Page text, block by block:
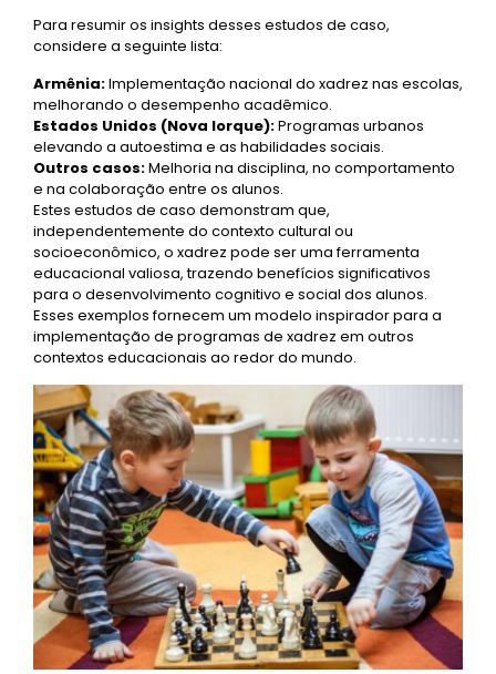
Para resumir os insights desses estudos de caso,
considere a seguinte lista:
Armênia:Implementação nacional do xadrez nas escolas,
melhorando o desempenho acadêmico.
Estados Unidos (Nova Iorque):Programas urbanos
elevando a autoestima e as habilidades sociais.
Outros casos:Melhoria na disciplina, no comportamento
e na colaboração entre os alunos.
Estes estudos de caso demonstram que,
independentemente do contexto cultural ou
socioeconômico, o xadrez pode ser uma ferramenta
educacional valiosa, trazendo benefícios significativos
para o desenvolvimento cognitivo e social dos alunos.
Esses exemplos fornecem um modelo inspirador para a
implementação de programas de xadrez em outros
contextos educacionais ao redor do mundo.